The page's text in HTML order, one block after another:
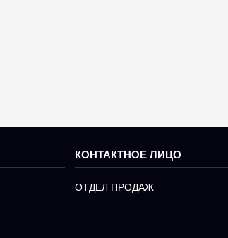
ОТДЕЛ ПРОДАЖ